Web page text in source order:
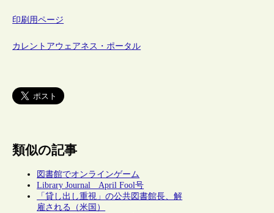
印刷用ページ
カレントアウェアネス・ポータル
類似の記事
図書館でオンラインゲーム
Library Journal April Fool号
「貸し出し重視」の公共図書館長、解
雇される（米国）